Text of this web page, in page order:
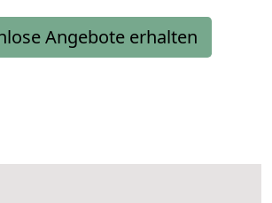
Angebote erhalten